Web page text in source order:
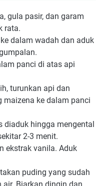
gula pasir, dan garam
rata.
dalam wadah dan aduk
panci di atas api
turunkan api dan
maizena ke dalam panci
diaduk hingga mengental
2-3 menit.
ekstrak vanila. Aduk
puding yang sudah
Biarkan dingin dan